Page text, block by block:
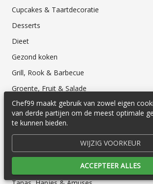
Cupcakes & Taartdecoratie
Desserts
Dieet
Gezond koken
Grill, Rook & Barbecue
Groente, Fruit & Salade
Internationaal koken
Koken voor kinderen
Sappen & Smoothies
Snel klaar
Chef99 maakt gebruik van zowel eigen
van derde partijen om de meest optimale
te kunnen bieden.
WIJZIG VOORKEUR
ACCEPTEER ALLES